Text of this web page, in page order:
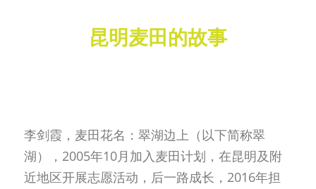
昆明麦田的故事
李剑霞，麦田花名：翠湖边上（以下简称翠
湖），2005年10月加入麦田计划，在昆明及附
近地区开展志愿活动，后一路成长，2016年担